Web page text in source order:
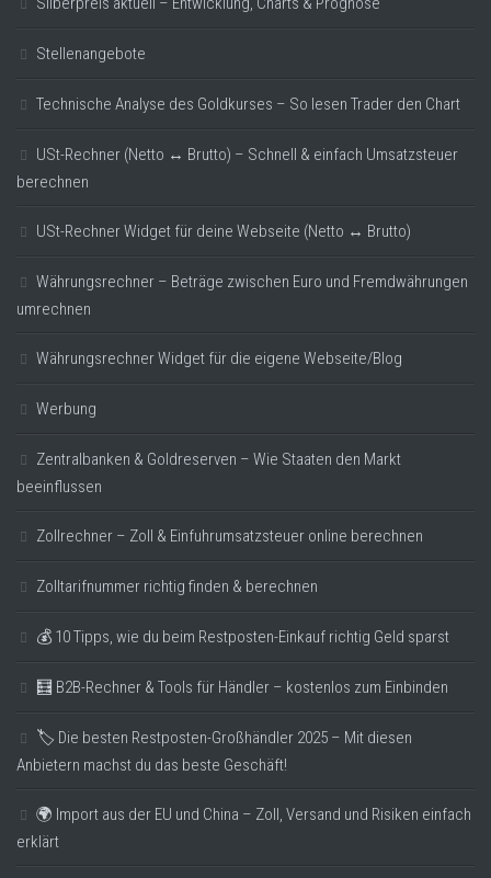
Stellenangebote
Technische Analyse des Goldkurses – So lesen Trader den Chart
USt-Rechner (Netto ↔ Brutto) – Schnell & einfach Umsatzsteuer
berechnen
USt-Rechner Widget für deine Webseite (Netto ↔ Brutto)
Währungsrechner – Beträge zwischen Euro und Fremdwährungen
umrechnen
Währungsrechner Widget für die eigene Webseite/Blog
Werbung
Zentralbanken & Goldreserven – Wie Staaten den Markt
beeinflussen
Zollrechner – Zoll & Einfuhrumsatzsteuer online berechnen
Zolltarifnummer richtig finden & berechnen
💰 10 Tipps, wie du beim Restposten-Einkauf richtig Geld sparst
🧮 B2B-Rechner & Tools für Händler – kostenlos zum Einbinden
🏷️ Die besten Restposten-Großhändler 2025 – Mit diesen
Anbietern machst du das beste Geschäft!
🌍 Import aus der EU und China – Zoll, Versand und Risiken einfach
erklärt